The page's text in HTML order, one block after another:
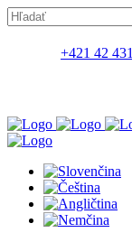
+421 42